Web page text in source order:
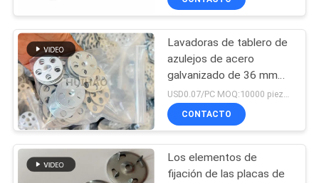
CONTÁCTENOS
NOTICIAS
CASOS
DE
TRABAJO
malla de alambre
arquitectónica
113
Lavadoras de tablero de
azulejos de acero
galvanizado de 36 mm
para pisos de madera y
paredes de rodillos
USD0.07/PC MOQ:10000 piezas
CONTACTO
Los elementos de
fijación de las placas de